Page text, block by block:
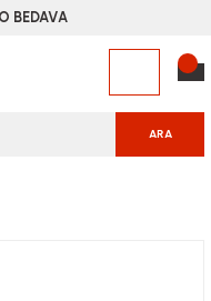
BEDAVA
ARA